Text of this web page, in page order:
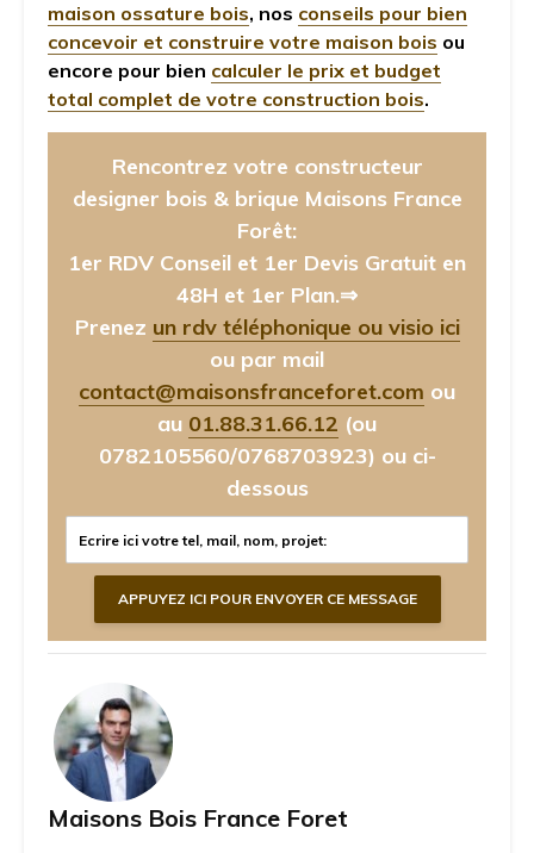
maison ossature bois, nos conseils pour bien
concevoir et construire votre maison bois ou
encore pour bien calculer le prix et budget
total complet de votre construction bois.
Rencontrez votre constructeur
designer bois & brique Maisons France
Forêt:
1er RDV Conseil et 1er Devis Gratuit en
48H et 1er Plan.⇒
Prenez un rdv téléphonique ou visio ici
ou par mail
contact@maisonsfranceforet.com ou
au 01.88.31.66.12 (ou
0782105560/0768703923) ou ci-
dessous
Maisons Bois France Foret